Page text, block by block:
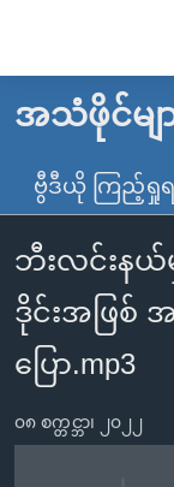
လွယ်ကူ
သည့်
Link
များ
ပင်မ
အကြောင်းအရာ
ကျော်
ကြည့်
မူလစာမျက်နှာ
မြန်မာ
ကမ္ဘာ့သတင်းများ
နိုင်ငံတကာ
အမေရိကန်
တရုတ်
အစ္စရေး-ပါလက်စ
ဗွီဒီယို
သတင်းလွတ်လပ်ခွင့်
ရပ်ဝန်းတခု လမ်
အင်္ဂလိပ်စာလေ့လ
အမေရိကန်သုံးအီဒီ
အပတ်စဉ်ကဏ္ဍများ
အသံဖိုင်မျ
ဗွီဒီယို ကြည့်ရှု
ဘီးလင်းနယ်
ဒိုင်းအဖြစ်
ပြော.mp3
၀၈ စက္တင္ဘာ၊ ၂၀၂၂